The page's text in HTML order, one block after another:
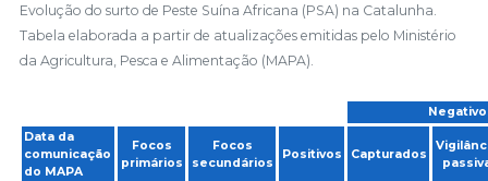
Evolução do surto de Peste Suína Africana (PSA) na Catalunha.
Tabela elaborada a partir de atualizações emitidas pelo Ministério
da Agricultura, Pesca e Alimentação (MAPA).
Data da
comunicação
do MAPA
Focos
primários
Focos
secundários
Positivos Capturados